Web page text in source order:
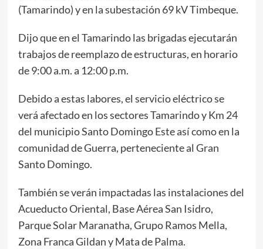
(Tamarindo) y en la subestación 69 kV Timbeque.
Dijo que en el Tamarindo las brigadas ejecutarán
trabajos de reemplazo de estructuras, en horario
de 9:00 a.m. a 12:00 p.m.
Debido a estas labores, el servicio eléctrico se
verá afectado en los sectores Tamarindo y Km 24
del municipio Santo Domingo Este así como en la
comunidad de Guerra, perteneciente al Gran
Santo Domingo.
También se verán impactadas las instalaciones del
Acueducto Oriental, Base Aérea San Isidro,
Parque Solar Maranatha, Grupo Ramos Mella,
Zona Franca Gildan y Mata de Palma.